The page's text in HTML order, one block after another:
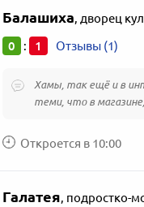
Балашиха, дворец
0 : 1 Отзывы (1)
Хамы, так ещё и в
теми, что в
Откроется в 10:00
Галатея, подростко-